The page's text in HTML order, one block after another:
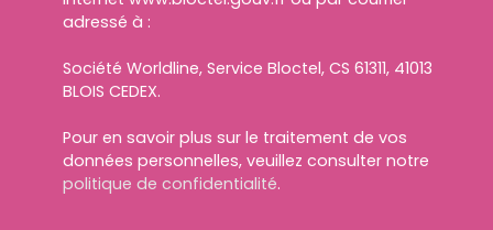
adressé à :
Société Worldline, Service Bloctel, CS 61311, 41013
BLOIS CEDEX.
Pour en savoir plus sur le traitement de vos
données personnelles, veuillez consulter notre
politique de confidentialité.